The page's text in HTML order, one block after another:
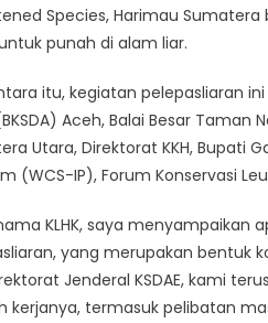
Species, Harimau
punah di alam liar.
itu, kegiatan pelepasliaran
Aceh, Balai Besar Taman
Utara, Direktorat KKH, Bupati
(WCS-IP), Forum Konservasi
KLHK, saya
yang merupakan bentuk
Jenderal KSDAE, kami
kerjanya, termasuk pelibatan